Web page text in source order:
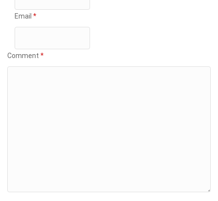
Email *
Comment *